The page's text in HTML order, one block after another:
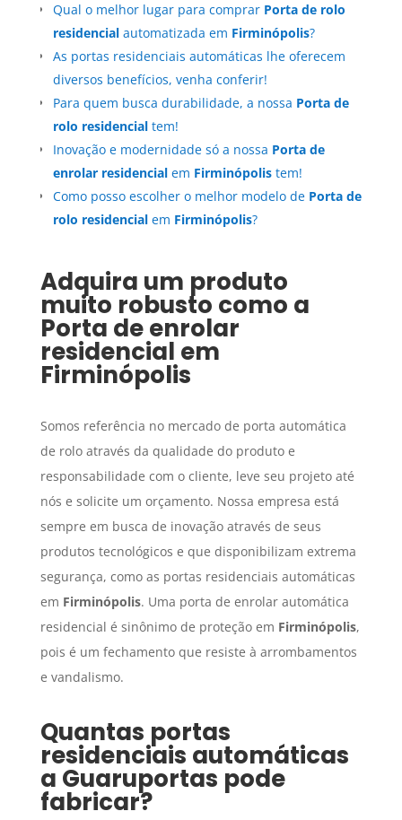
Qual o melhor lugar para comprar Porta de rolo
residencialautomatizada em Firminópolis?
As portas residenciais automáticas lhe oferecem
diversos benefícios, venha conferir!
Para quem busca durabilidade, a nossa Porta de
rolo residencialtem!
Inovação e modernidade só a nossa Porta de
enrolar residencialem Firminópolistem!
Como posso escolher o melhor modelo de Porta de
rolo residencialem Firminópolis?
Adquira um produto
muito robusto como a
Porta de enrolar
residencial em
Firminópolis
Somos referência no mercado de porta automática
de rolo através da qualidade do produto e
responsabilidade com o cliente, leve seu projeto até
nós e solicite um orçamento. Nossa empresa está
sempre em busca de inovação através de seus
produtos tecnológicos e que disponibilizam extrema
segurança, como as portas residenciais automáticas
em Firminópolis. Uma porta de enrolar automática
residencial é sinônimo de proteção em Firminópolis,
pois é um fechamento que resiste à arrombamentos
e vandalismo.
Quantas portas
residenciais automáticas
a Guaruportas pode
fabricar?